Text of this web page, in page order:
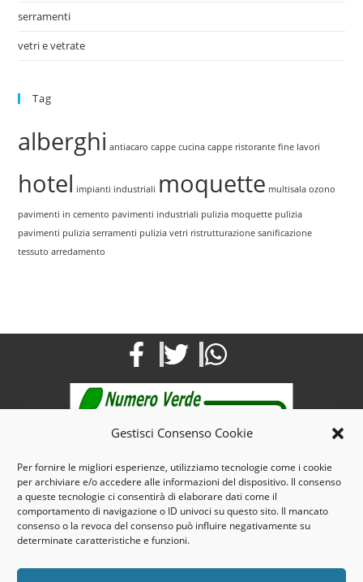
Gestisci Consenso Cookie
Per fornire le migliori esperienze, utilizziamo tecnologie come i cookie
per archiviare e/o accedere alle informazioni del dispositivo. Il consenso
a queste tecnologie ci consentirà di elaborare dati come il
comportamento di navigazione o ID univoci su questo sito. Il mancato
consenso o la revoca del consenso può influire negativamente su
determinate caratteristiche e funzioni.
serramenti
vetri e vetrate
Tag
alberghi antiacaro cappe cucina cappe ristorante fine lavori
hotel impianti industriali moquette multisala ozono
pavimenti in cemento pavimenti industriali pulizia moquette pulizia
pavimenti pulizia serramenti pulizia vetri ristrutturazione sanificazione
tessuto arredamento
Mail: info@maroservizi.com
Pec : marospulizie@pec.it
Tel. e Fax 0141321125 – Cell. 3935185644
3, Via dello Scalo -14100 – Asti- Piemonte